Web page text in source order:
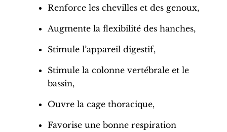
Renforce les chevilleset des genoux,
Augmente la flexibilité des hanches,
Stimule l’appareil digestif,
Stimule la colonne vertébrale et le
bassin,
Ouvre la cage thoracique,
Favorise une bonne respiration